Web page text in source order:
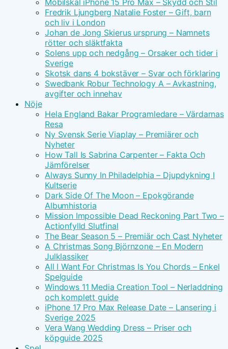
Mobilskal iPhone 15 Pro Max – Skydd och Stil
Fredrik Ljungberg Natalie Foster – Gift, barn
och liv i London
Johan de Jong Skierus ursprung – Namnets
rötter och släktfakta
Solens upp och nedgång – Orsaker och tider i
Sverige
Skotsk dans 4 bokstäver – Svar och förklaring
Swedbank Robur Technology A – Avkastning,
avgifter och innehav
Nöje
Hela England Bakar Programledare – Värdarnas
Resa
Ny Svensk Serie Viaplay – Premiärer och
Nyheter
How Tall Is Sabrina Carpenter – Fakta Och
Jämförelser
Always Sunny In Philadelphia – Djupdykning I
Kultserie
Dark Side Of The Moon – Epokgörande
Albumhistoria
Mission Impossible Dead Reckoning Part Two –
Actionfylld Slutfinal
The Bear Season 5 – Premiär och Cast Nyheter
A Christmas Song Björnzone – En Modern
Julklassiker
All I Want For Christmas Is You Chords – Enkel
Spelguide
Windows 11 Media Creation Tool – Nerladdning
och komplett guide
iPhone 17 Pro Max Release Date – Lansering i
Sverige 2025
Vera Wang Wedding Dress – Priser och
köpguide 2025